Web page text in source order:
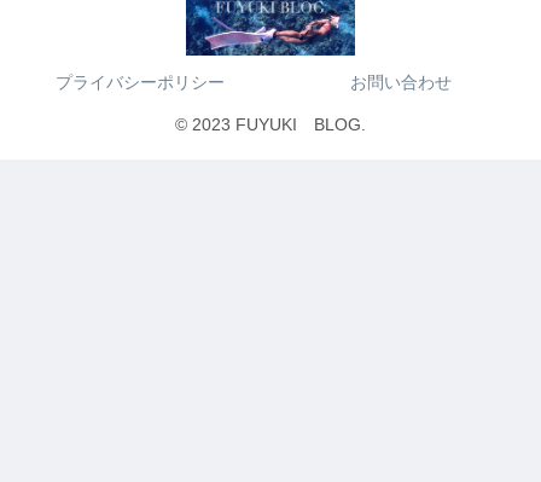
プライバシーポリシー お問い合わせ
© 2023 FUYUKI BLOG.